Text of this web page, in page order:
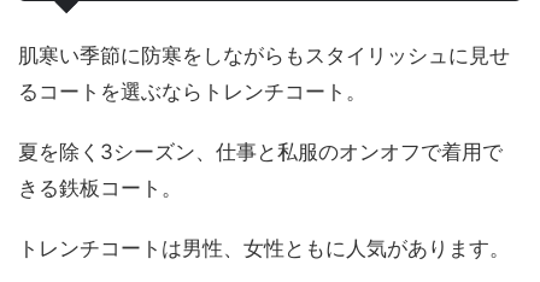
肌寒い季節に防寒をしながらもスタイリッシュに見せ
るコートを選ぶならトレンチコート。
夏を除く3シーズン、仕事と私服のオンオフで着用で
きる鉄板コート。
トレンチコートは男性、女性ともに人気があります。